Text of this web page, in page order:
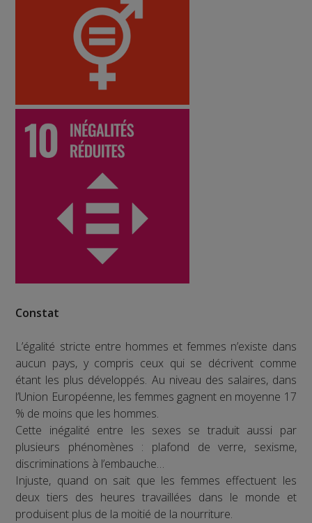
Constat
L’égalité stricte entre hommes et femmes n’existe dans
aucun pays, y compris ceux qui se décrivent comme
étant les plus développés. Au niveau des salaires, dans
l’Union Européenne, les femmes gagnent en moyenne 17
% de moins que les hommes.
Cette inégalité entre les sexes se traduit aussi par
plusieurs phénomènes : plafond de verre, sexisme,
discriminations à l’embauche…
Injuste, quand on sait que les femmes effectuent les
deux tiers des heures travaillées dans le monde et
produisent plus de la moitié de la nourriture.